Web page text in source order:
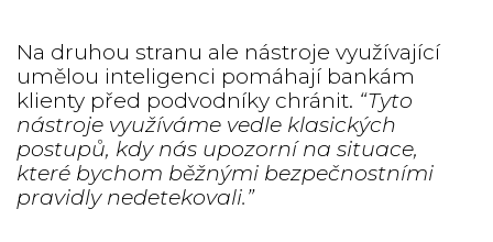
Na druhou stranu ale nástroje využívající
umělou inteligenci pomáhají bankám
klienty před podvodníky chránit. “Tyto
nástroje využíváme vedle klasických
postupů, kdy nás upozorní na situace,
které bychom běžnými bezpečnostními
pravidly nedetekovali.”